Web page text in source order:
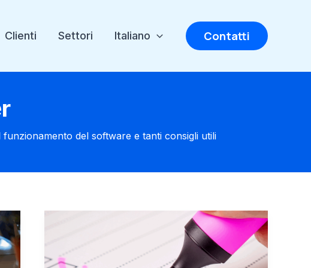
Clienti Settori Italiano Contatti
del software e tanti consigli utili